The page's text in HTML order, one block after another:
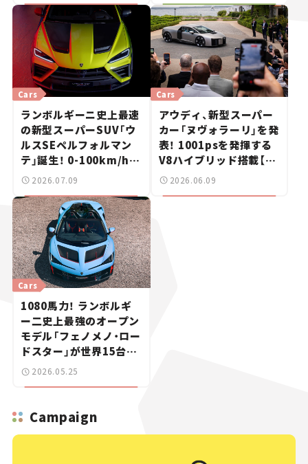
Cars
ランボルギーニ史上最速
の新型スーパーSUV「ウ
ルスSEペルフォルマン
テ」誕生！ 0-100km/hは
3.3秒【新車ニュース】
2026.07.09
Cars
アウディ、新型スーパー
カー「ヌヴォラーリ」を発
表！ 1001psを発揮する
V8ハイブリッド搭載【新
車ニュース】
2026.06.09
Cars
1080馬力！ ランボルギ
ー二史上最強のオープン
モデル「フェノメノ・ロー
ドスター」が世界15台限
定で登場【新車ニュース】
2026.05.25
Campaign